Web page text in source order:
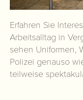
Erfahren Sie
Arbeitsalltag in
sehen Uniformen,
Polizei genauso
teilweise